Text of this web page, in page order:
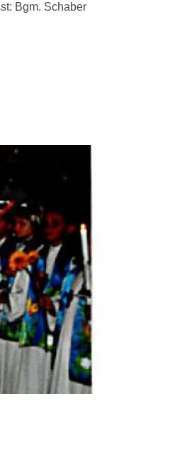
Bgm. Schaber